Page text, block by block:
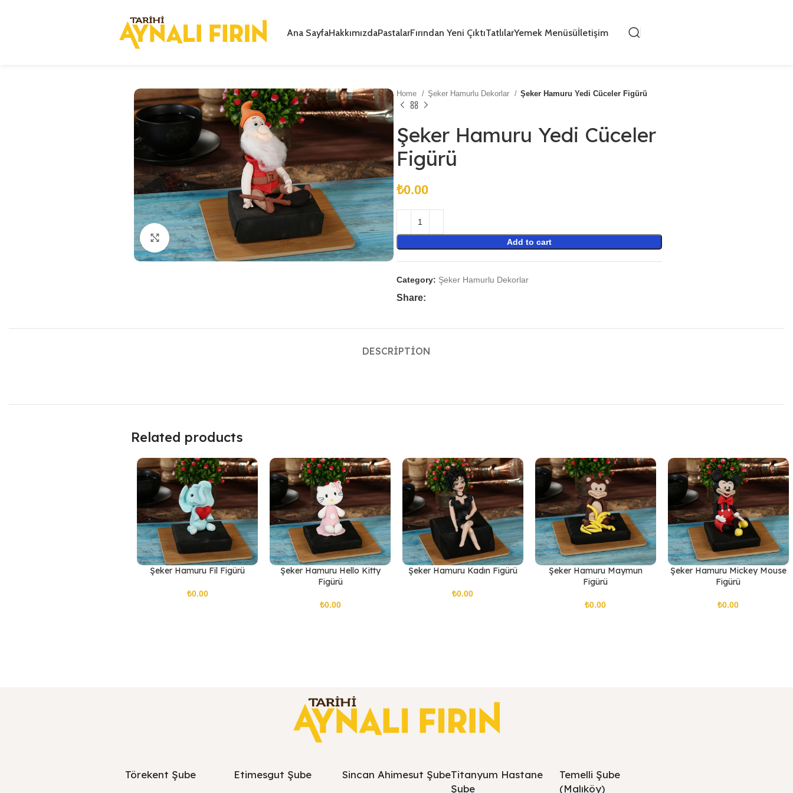
Ana SayfaHakkımızdaPastalarFırından Yeni ÇıktıTatlılarYemek Menüsüİletişim
Click to enlarge
Home Şeker Hamurlu Dekorlar Şeker Hamuru Yedi Cüceler Figürü
Şeker Hamuru Yedi Cüceler
Figürü
₺
Add to cart
Category: Şeker Hamurlu Dekorlar
Share:
DESCRIPTION
Related products
Şeker Hamuru Fil Figürü
₺
Şeker Hamuru Hello Kitty
Figürü
₺
Şeker Hamuru Kadın Figürü
₺
Şeker Hamuru Maymun
Figürü
₺
Şeker Hamuru Mickey Mouse
Figürü
₺
Törekent Şube Etimesgut Şube Sincan Ahimesut ŞubeTitanyum Hastane
Şube
Temelli Şube
(Malıköy)